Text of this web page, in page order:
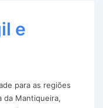
e
para as regiões
da Mantiqueira,